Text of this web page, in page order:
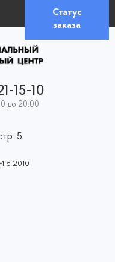
Статус
заказа
15-10
до 20:00
5
2010